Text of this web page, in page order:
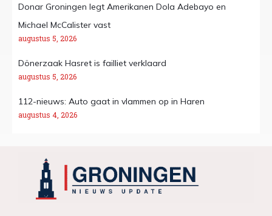
Donar Groningen legt Amerikanen Dola Adebayo en
Michael McCalister vast
augustus 5, 2026
Dönerzaak Hasret is failliet verklaard
augustus 5, 2026
112-nieuws: Auto gaat in vlammen op in Haren
augustus 4, 2026